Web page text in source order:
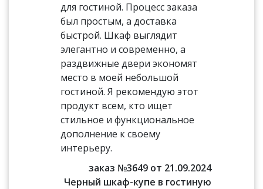
для гостиной. Процесс заказа
был простым, а доставка
быстрой. Шкаф выглядит
элегантно и современно, а
раздвижные двери экономят
место в моей небольшой
гостиной. Я рекомендую этот
продукт всем, кто ищет
стильное и функциональное
дополнение к своему
интерьеру.
заказ №3649 от 21.09.2024
Черный шкаф-купе в гостиную